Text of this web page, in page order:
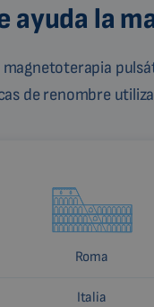
ayuda la
de renombre
Roma
Italia